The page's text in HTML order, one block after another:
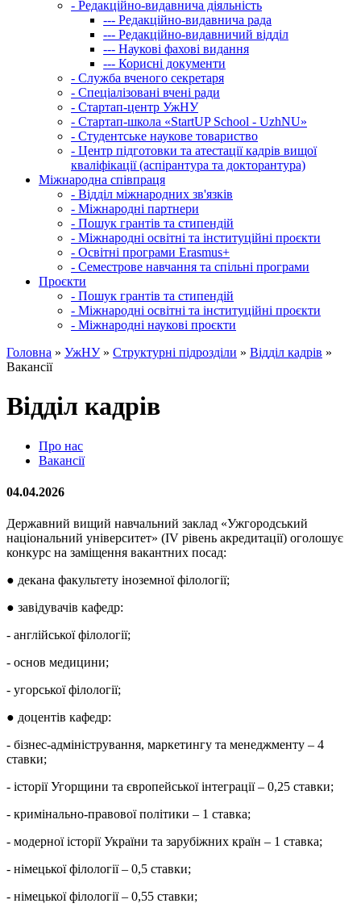
- Редакційно-видавнича діяльність
--- Редакційно-видавнича рада
--- Редакційно-видавничий відділ
--- Наукові фахові видання
--- Корисні документи
- Служба вченого секретаря
- Спеціалізовані вчені ради
- Стартап-центр УжНУ
- Стартап-школа «StartUP School - UzhNU»
- Студентське наукове товариство
- Центр підготовки та атестації кадрів вищої
кваліфікації (аспірантура та докторантура)
Міжнародна співпраця
- Відділ міжнародних зв'язків
- Міжнародні партнери
- Пошук грантів та стипендій
- Міжнародні освітні та інституційні проєкти
- Освітні програми Erasmus+
- Семестрове навчання та спільні програми
Проєкти
- Пошук грантів та стипендій
- Міжнародні освітні та інституційні проєкти
- Міжнародні наукові проєкти
Головна » УжНУ» Структурні підрозділи » Відділ кадрів »
Вакансії
Відділ кадрів
Про нас
Вакансії
04.04.2026
Державний вищий навчальний заклад «Ужгородський
національний університет» (IV рівень акредитації) оголошує
конкурс на заміщення вакантних посад:
● декана факультету іноземної філології;
● завідувачів кафедр:
- англійської філології;
- основ медицини;
- угорської філології;
● доцентів кафедр:
- бізнес-адміністрування, маркетингу та менеджменту – 4
ставки;
- історії Угорщини та європейської інтеграції – 0,25 ставки;
- кримінально-правової політики – 1 ставка;
- модерної історії України та зарубіжних країн – 1 ставка;
- німецької філології – 0,5 ставки;
- німецької філології – 0,55 ставки;